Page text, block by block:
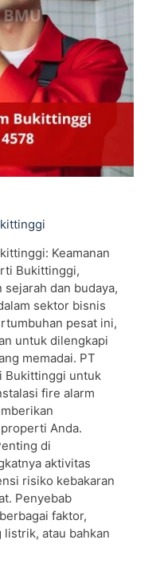
Keamanan
Bukittinggi,
sejarah dan budaya,
sektor bisnis
pesat ini,
untuk dilengkapi
memadai. PT
Bukittinggi untuk
fire alarm
Anda.
di
aktivitas
risiko kebakaran
Penyebab
faktor,
atau bahkan